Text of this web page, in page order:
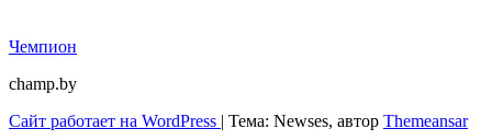
Чемпион
champ.by
Сайт работает на WordPress | Тема: Newses, автор Themeansar